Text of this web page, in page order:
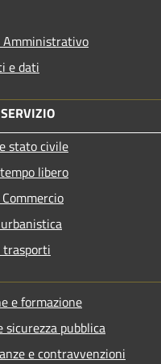
Amministrativo
e dati
stato civile
libero
trasporti
e formazione
sicurezza pubblica
e contravvenzioni